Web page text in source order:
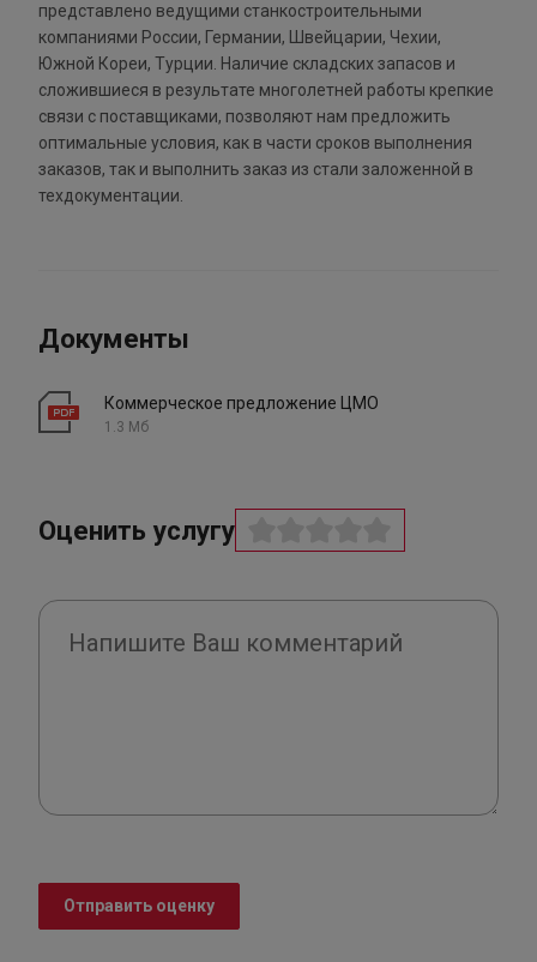
представлено ведущими станкостроительными
компаниями России, Германии, Швейцарии, Чехии,
Южной Кореи, Турции. Наличие складских запасов и
сложившиеся в результате многолетней работы крепкие
связи с поставщиками, позволяют нам предложить
оптимальные условия, как в части сроков выполнения
заказов, так и выполнить заказ из стали заложенной в
техдокументации.
Документы
Коммерческое предложение ЦМО
1.3 Мб
Оценить услугу
Отправить оценку